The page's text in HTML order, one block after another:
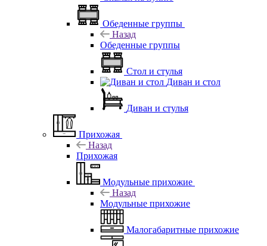
Обеденные группы
Назад
Обеденные группы
Стол и стулья
Диван и стол
Диван и стулья
Прихожая
Назад
Прихожая
Модульные прихожие
Назад
Модульные прихожие
Малогабаритные прихожие